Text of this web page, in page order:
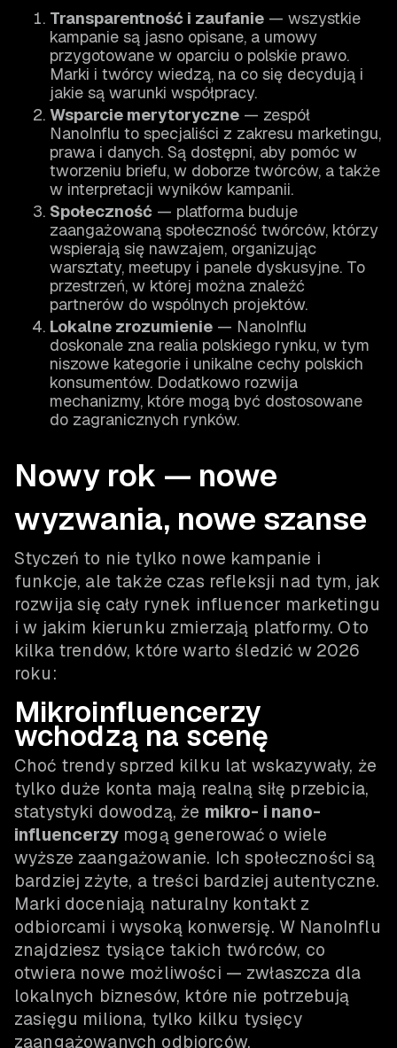
Transparentność i zaufanie — wszystkie
kampanie są jasno opisane, a umowy
przygotowane w oparciu o polskie prawo.
Marki i twórcy wiedzą, na co się decydują i
jakie są warunki współpracy.
Wsparcie merytoryczne — zespół
NanoInflu to specjaliści z zakresu marketingu,
prawa i danych. Są dostępni, aby pomóc w
tworzeniu briefu, w doborze twórców, a także
w interpretacji wyników kampanii.
Społeczność — platforma buduje
zaangażowaną społeczność twórców, którzy
wspierają się nawzajem, organizując
warsztaty, meetupy i panele dyskusyjne. To
przestrzeń, w której można znaleźć
partnerów do wspólnych projektów.
Lokalne zrozumienie — NanoInflu
doskonale zna realia polskiego rynku, w tym
niszowe kategorie i unikalne cechy polskich
konsumentów. Dodatkowo rozwija
mechanizmy, które mogą być dostosowane
do zagranicznych rynków.
Nowy rok — nowe
wyzwania, nowe szanse
Styczeń to nie tylko nowe kampanie i
funkcje, ale także czas refleksji nad tym, jak
rozwija się cały rynek influencer marketingu
i w jakim kierunku zmierzają platformy. Oto
kilka trendów, które warto śledzić w 2026
roku:
Mikroinfluencerzy
wchodzą na scenę
Choć trendy sprzed kilku lat wskazywały, że
tylko duże konta mają realną siłę przebicia,
statystyki dowodzą, że mikro- i nano-
influencerzymogą generować o wiele
wyższe zaangażowanie. Ich społeczności są
bardziej zżyte, a treści bardziej autentyczne.
Marki doceniają naturalny kontakt z
odbiorcami i wysoką konwersję. W NanoInflu
znajdziesz tysiące takich twórców, co
otwiera nowe możliwości — zwłaszcza dla
lokalnych biznesów, które nie potrzebują
zasięgu miliona, tylko kilku tysięcy
zaangażowanych odbiorców.